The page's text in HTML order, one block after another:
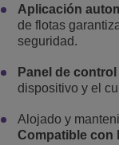
Aplicación
de flotas
seguridad.
Panel de
dispositivo y el
Alojado y
Compatible con